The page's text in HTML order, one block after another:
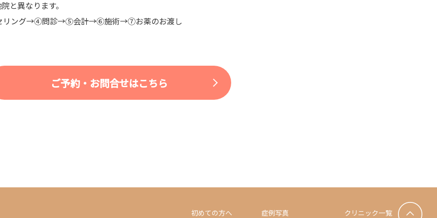
と異なります。
ング→④問診→⑤会計→⑥施術→⑦お薬のお渡し
ご予約・お問合せはこちら
初めての方へ 症例写真 クリニック一覧